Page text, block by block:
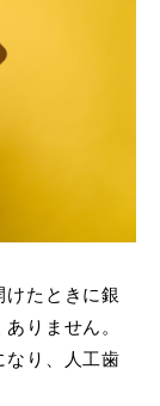
たときに銀
りません。
なり、人工歯